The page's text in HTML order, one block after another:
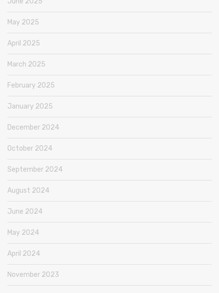
May 2025
April 2025
March 2025
February 2025
January 2025
December 2024
October 2024
September 2024
August 2024
June 2024
May 2024
April 2024
November 2023